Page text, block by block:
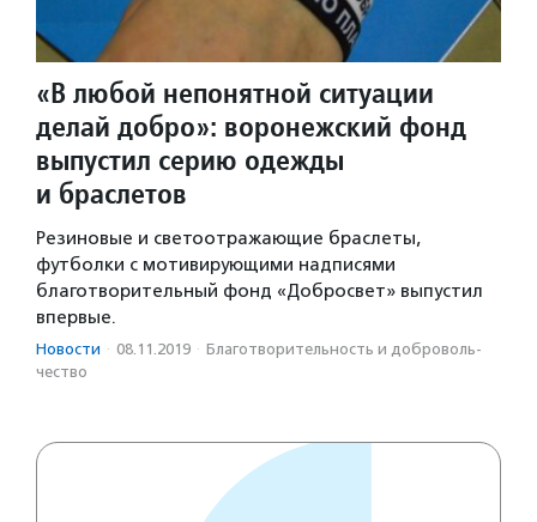
«В любой непонятной ситуации
делай добро»: воронежский фонд
выпустил серию одежды
и браслетов
Резиновые и светоотражающие браслеты,
футболки с мотивирующими надписями
благотворительный фонд «Добросвет» выпустил
впервые.
Новости · 08.11.2019 · Благотвори­тель­ность и доброволь­
чест­во